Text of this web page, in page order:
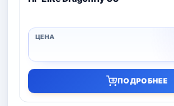
ПОДРОБНЕЕ